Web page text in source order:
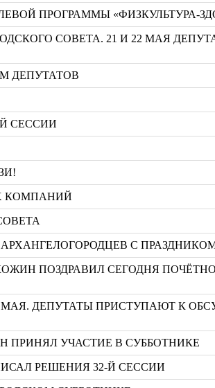
ПРОГРАММЫ «ФИЗКУЛЬТУРА-
СОВЕТА. 21 И 22 МАЯ
ДЕПУТАТОВ
СЕССИИ
КОМПАНИЙ
С
ПОЗДРАВИЛ СЕГОДНЯ
МАЯ. ДЕПУТАТЫ ПРИСТУПАЮТ К
УЧАСТИЕ В СУББОТНИКЕ
РЕШЕНИЯ 32-Й СЕССИИ